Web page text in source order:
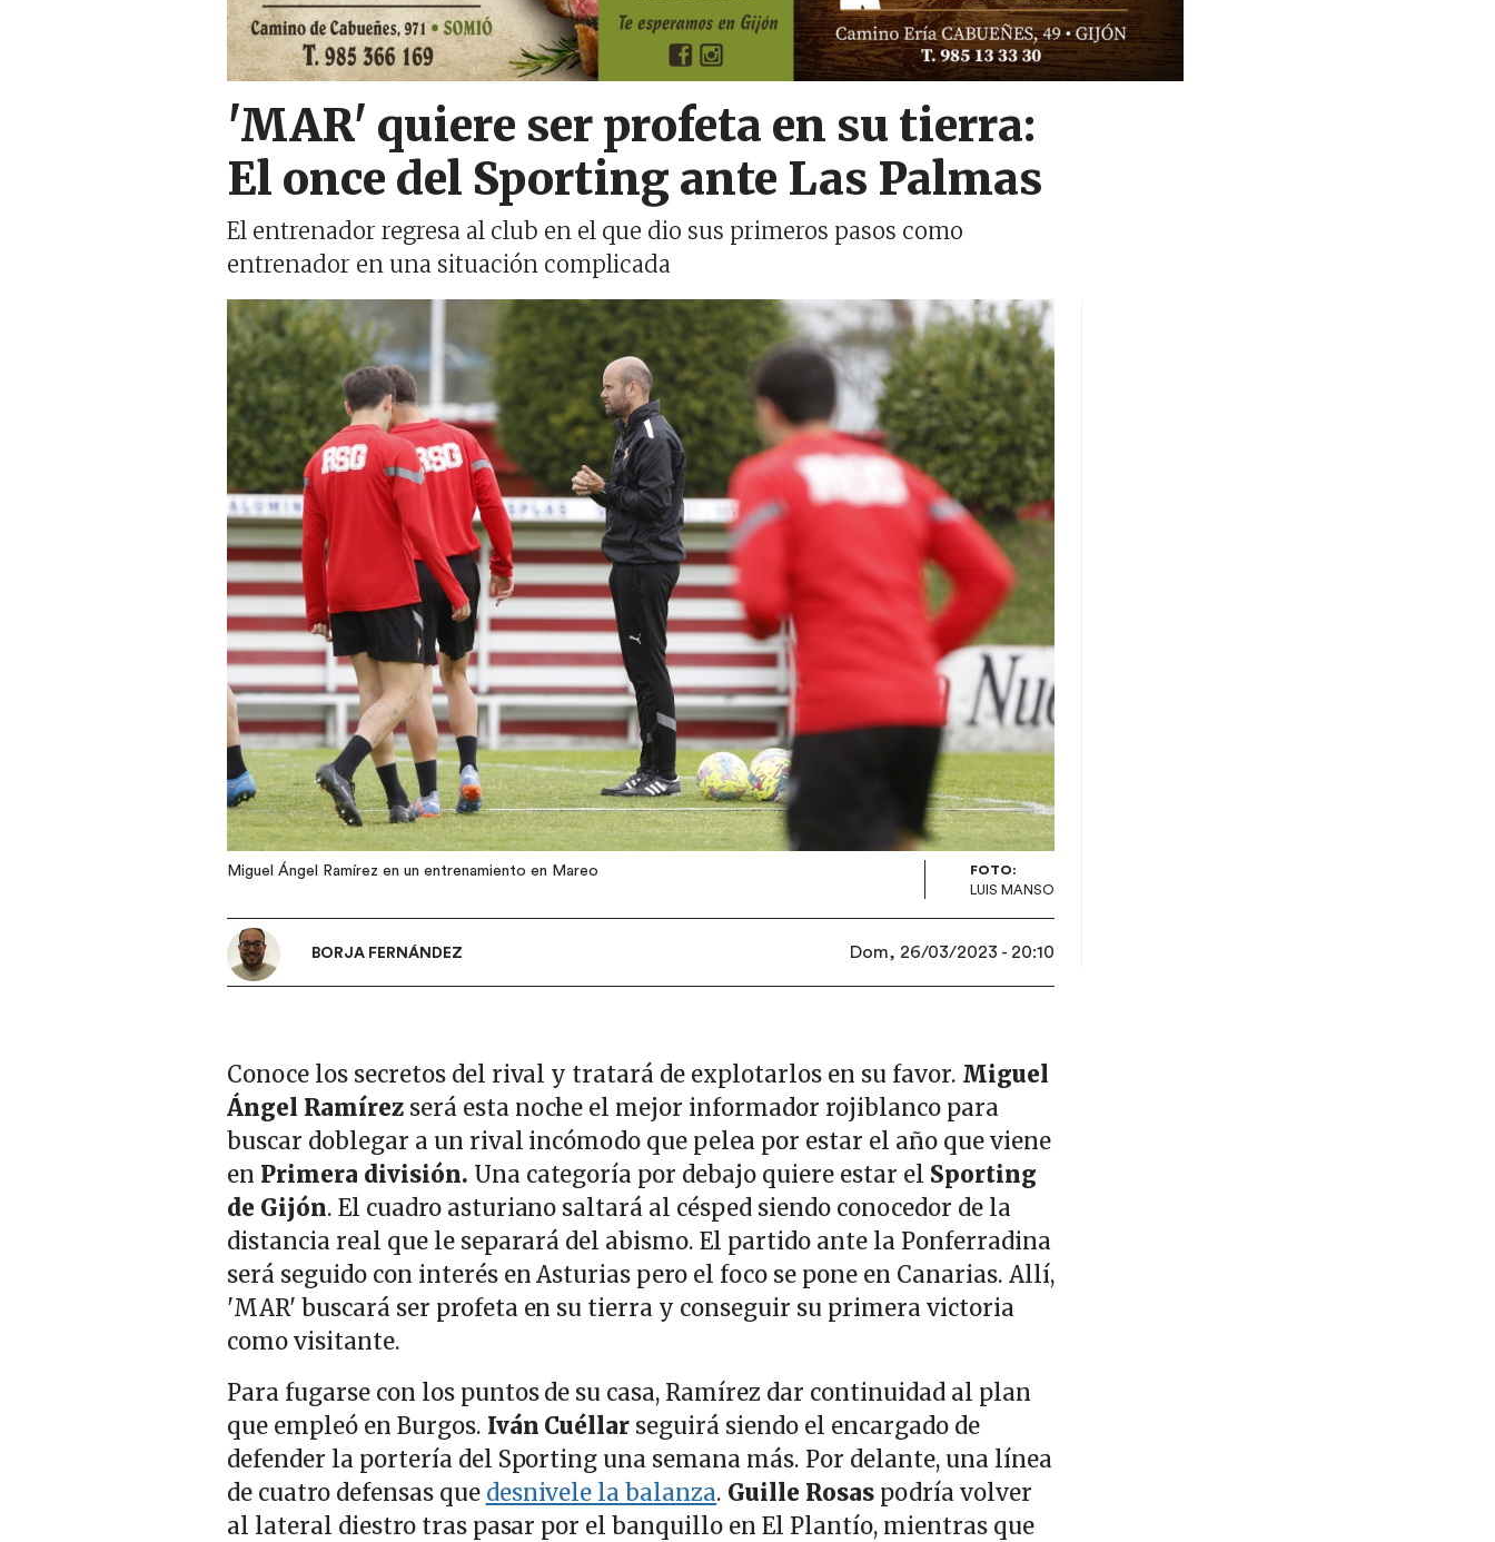
'MAR' quiere ser profeta en su tierra:
El once del Sporting ante Las Palmas
El entrenador regresa al club en el que dio sus primeros pasos como
entrenador en una situación complicada
Imagen
Miguel Ángel Ramírez en un entrenamiento en Mareo
FOTO:
LUIS MANSO
BORJA FERNÁNDEZ Dom, 26/03/2023 - 20:10
Conoce los secretos del rival y tratará de explotarlos en su favor. Miguel
Ángel Ramírezserá esta noche el mejor informador rojiblanco para
buscar doblegar a un rival incómodo que pelea por estar el año que viene
en Primera división. Una categoría por debajo quiere estar el Sporting
de Gijón. El cuadro asturiano saltará al césped siendo conocedor de la
distancia real que le separará del abismo. El partido ante la Ponferradina
será seguido con interés en Asturias pero el foco se pone en Canarias. Allí,
'MAR' buscará ser profeta en su tierra y conseguir su primera victoria
como visitante.
Para fugarse con los puntos de su casa, Ramírez dar continuidad al plan
que empleó en Burgos. Iván Cuéllar seguirá siendo el encargado de
defender la portería del Sporting una semana más. Por delante, una línea
de cuatro defensas que desnivele la balanza. Guille Rosas podría volver
al lateral diestro tras pasar por el banquillo en El Plantío, mientras que